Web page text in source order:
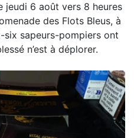
jeudi 6 août vers 8 heures
des Flots Bleus, à
six sapeurs-pompiers ont
n’est à déplorer.